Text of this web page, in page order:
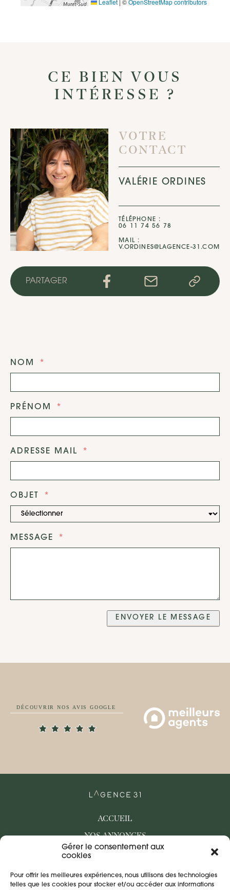
Gérer le consentement aux
cookies
Pour offrir les meilleures expériences, nous utilisons des technologies
telles que les cookies pour stocker et/ou accéder aux informations
CE BIEN VOUS
INTÉRESSE ?
VOTRE
CONTACT
VALÉRIE ORDINES
TÉLÉPHONE :
06 11 74 56 78
MAIL :
V.ORDINES@LAGENCE-31.COM
PARTAGER
NOM
PRÉNOM
ADRESSE MAIL
OBJET
MESSAGE
ENVOYER LE MESSAGE
ACCUEIL
NOS ANNONCES
BIENS VENDUS
NOS PARTENAIRES